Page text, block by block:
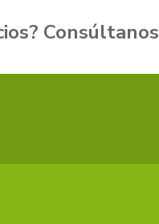
? Consúltanos